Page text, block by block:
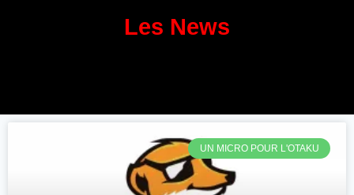
Les News
UN MICRO POUR L'OTAKU